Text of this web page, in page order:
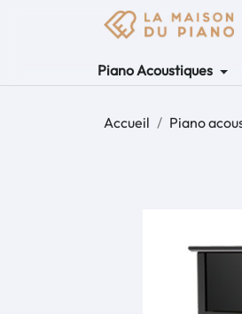
Piano Acoustiques
Accueil Piano